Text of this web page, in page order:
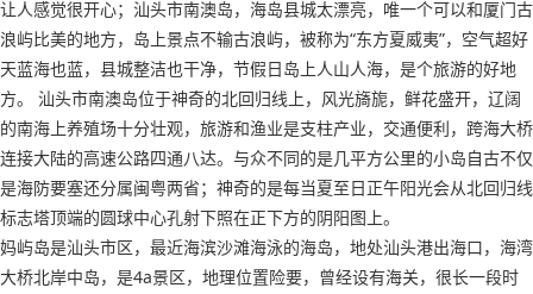
让人感觉很开心；汕头市南澳岛，海岛县城太漂亮，唯一个可以和厦门古
浪屿比美的地方，岛上景点不输古浪屿，被称为“东方夏威夷”，空气超好
天蓝海也蓝，县城整洁也干净，节假日岛上人山人海，是个旅游的好地
方。 汕头市南澳岛位于神奇的北回归线上，风光旖旎，鲜花盛开，辽阔
的南海上养殖场十分壮观，旅游和渔业是支柱产业，交通便利，跨海大桥
连接大陆的高速公路四通八达。与众不同的是几平方公里的小岛自古不仅
是海防要塞还分属闽粤两省；神奇的是每当夏至日正午阳光会从北回归线
标志塔顶端的圆球中心孔射下照在正下方的阴阳图上。
妈屿岛是汕头市区，最近海滨沙滩海泳的海岛，地处汕头港出海口，海湾
大桥北岸中岛，是4a景区，地理位置险要，曾经设有海关，很长一段时